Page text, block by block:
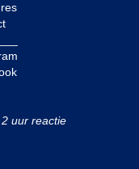
uur reactie